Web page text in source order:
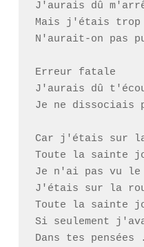
J'aurais dû
Mais j'étais trop
N'aurait-on pas
Erreur fatale
J'aurais dû
Je ne dissociais
Car j'étais sur
Toute la sainte
Je n'ai pas vu le
J'étais sur la
Toute la sainte
Si seulement
Dans tes